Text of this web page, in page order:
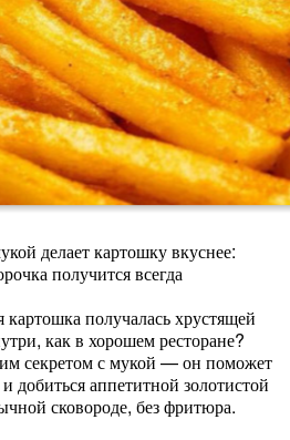
делает картошку вкуснее:
получится всегда
получалась хрустящей
как в хорошем ресторане?
секретом с мукой — он поможет
добиться аппетитной золотистой
сковороде, без фритюра.